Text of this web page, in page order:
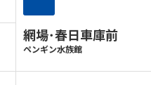
網場･春日車庫前
ペンギン水族館